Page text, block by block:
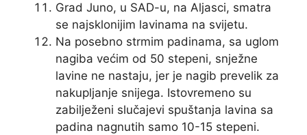
Grad Juno, u SAD-u, na Aljasci, smatra
se najsklonijim lavinama na svijetu.
Na posebno strmim padinama, sa uglom
nagiba većim od 50 stepeni, snježne
lavine ne nastaju, jer je nagib prevelik za
nakupljanje snijega. Istovremeno su
zabilježeni slučajevi spuštanja lavina sa
padina nagnutih samo 10-15 stepeni.